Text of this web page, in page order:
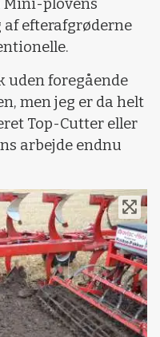
Mini-plovens
efterafgrøderne
uden foregående
men jeg er da helt
Top-Cutter eller
arbejde endnu